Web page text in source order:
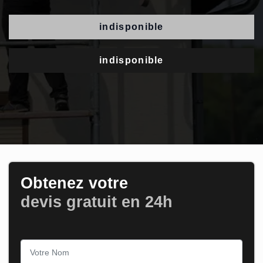
indisponible
indisponible
Obtenez votre
devis gratuit en 24h